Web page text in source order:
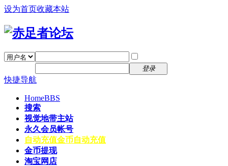
设为首页收藏本站
登录
快捷导航
HomeBBS
搜索
视觉地带主站
永久会员帐号
自动充值金币自动充值
金币提现
淘宝网店